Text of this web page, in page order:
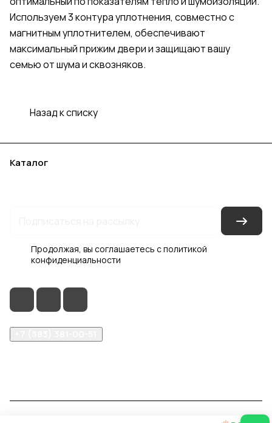
Используем 3 контура уплотнения, совместно с
магнитным уплотнителем, обеспечивают
максимальный прижим двери и защищают вашу
семью от шума и сквозняков.
Назад к списку
Каталог
Продолжая, вы соглашаетесь сполитикой
конфиденциальности